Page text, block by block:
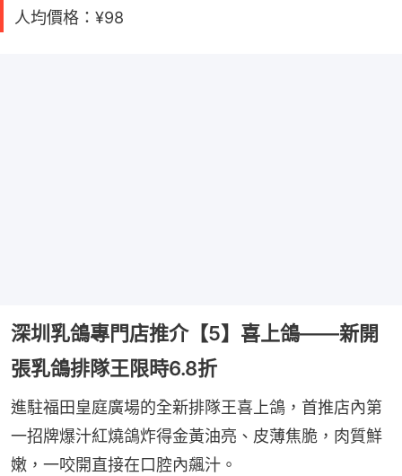
人均價格：¥98
深圳乳鴿專門店推介【5】喜上鴿——新開
張乳鴿排隊王限時6.8折
進駐福田皇庭廣場的全新排隊王喜上鴿，首推店內第
一招牌爆汁紅燒鴿炸得金黃油亮、皮薄焦脆，肉質鮮
嫩，一咬開直接在口腔內飆汁。